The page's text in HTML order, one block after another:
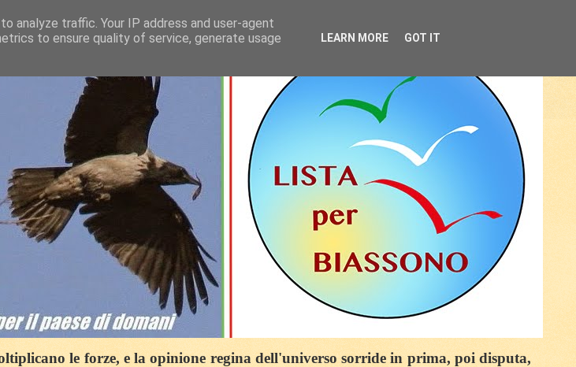
le forze, e la opinione regina dell'universo sorride in prima, poi disputa,
analyze traffic. Your IP address and user-agent
to ensure quality of service, generate usage
LEARN MORE GOT IT